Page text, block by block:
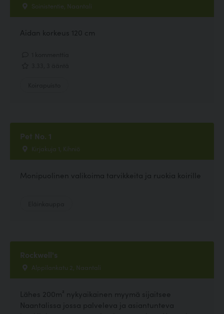
Soinistentie, Naantali
Aidan korkeus 120 cm
Pet No. 1
Kirjakuja 1, Kihniö
Monipuolinen valikoima tarvikkeita ja ruokia koirille
Rockwell's
Alppilankatu 2, Naantali
Lähes 200m² nykyaikainen myymä sijaitsee
Naantalissa jossa palveleva ja asiantunteva